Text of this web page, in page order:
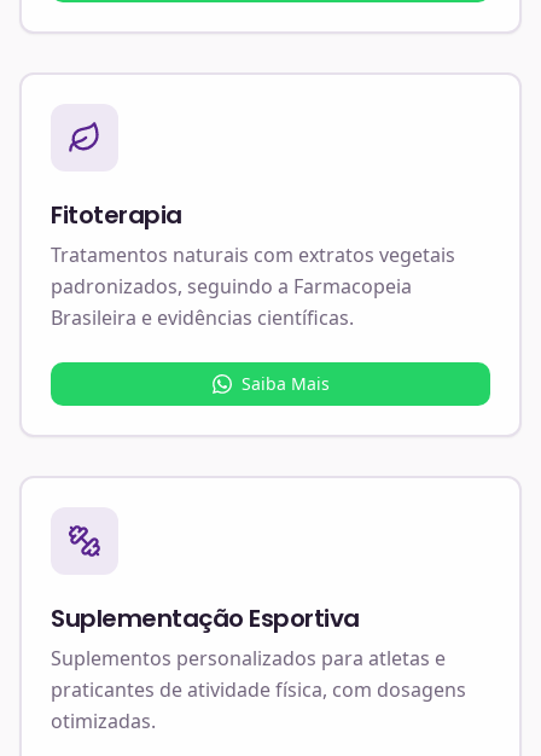
Fitoterapia
Tratamentos naturais com extratos vegetais
padronizados, seguindo a Farmacopeia
Brasileira e evidências científicas.
Saiba Mais
Suplementação Esportiva
Suplementos personalizados para atletas e
praticantes de atividade física, com dosagens
otimizadas.